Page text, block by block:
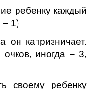
ребенку каждый
– 1)
он капризничает,
очков, иногда – 3,
своему ребенку